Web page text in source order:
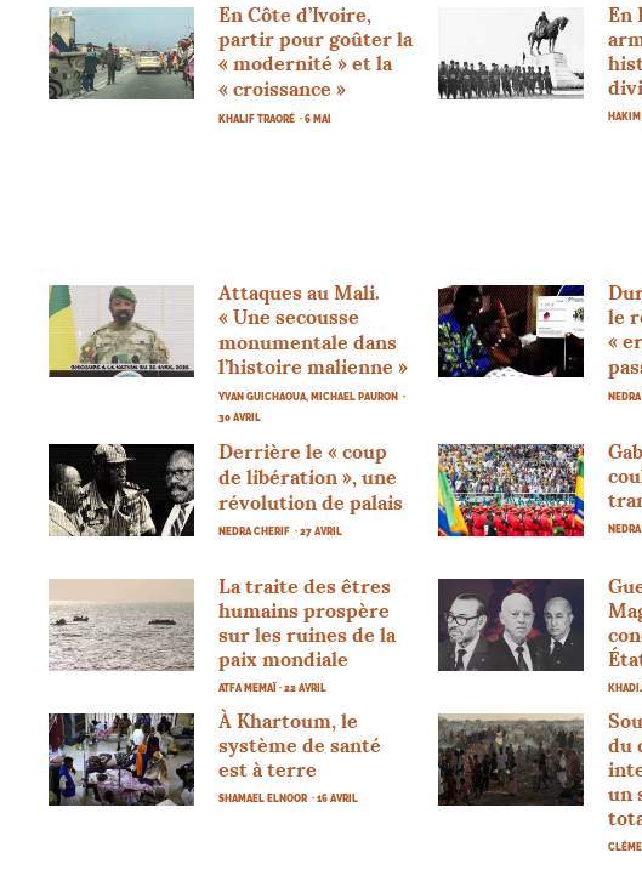
En Côte d’Ivoire,
partir pour goûter la
« modernité » et la
« croissance »
KHALIF TRAORÉ · 6 MAI
En
Attaques au Mali.
« Une secousse
monumentale dans
l’histoire malienne »
YVAN GUICHAOUA, MICHAEL PAURON
·
30 AVRIL
le
«
Derrière le « coup
de libération », une
révolution de palais
NEDRA CHERIF · 27 AVRIL
La traite des êtres
humains prospère
sur les ruines de la
paix mondiale
ATFA MEMAÏ· 22 AVRIL
À Khartoum, le
système de santé
est à terre
SHAMAEL ELNOOR · 16 AVRIL
du
un